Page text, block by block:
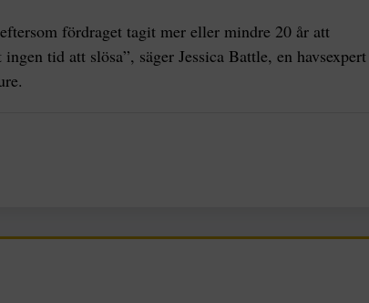
fördraget tagit mer eller mindre 20 år att
tid att slösa”, säger Jessica Battle, en havsexpert